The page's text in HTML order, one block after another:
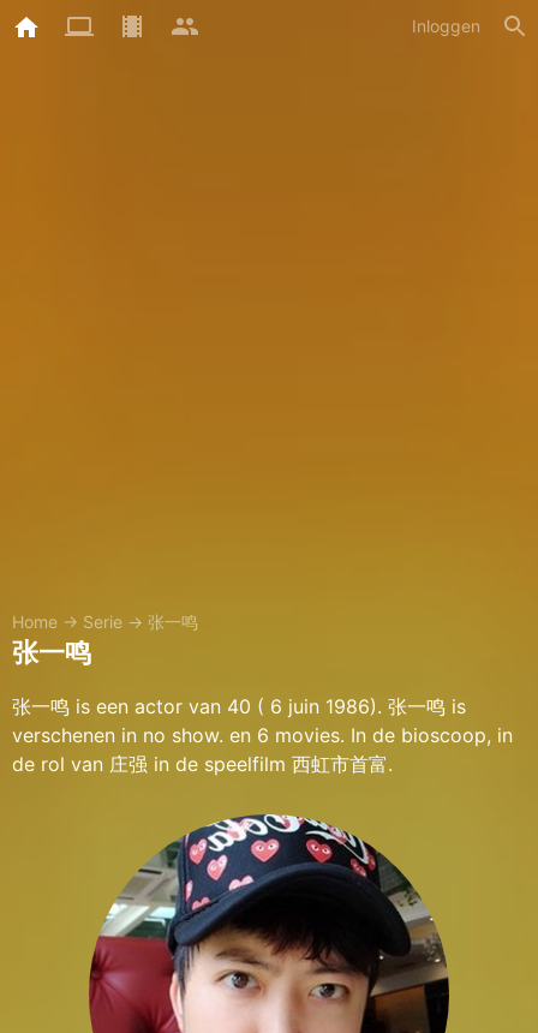
Inloggen
Home → Serie → 张一鸣
张一鸣
张一鸣 is een actor van 40 ( 6 juin 1986). 张一鸣 is
verschenen in no show. en 6 movies. In de bioscoop, in
de rol van 庄强 in de speelfilm 西虹市首富.